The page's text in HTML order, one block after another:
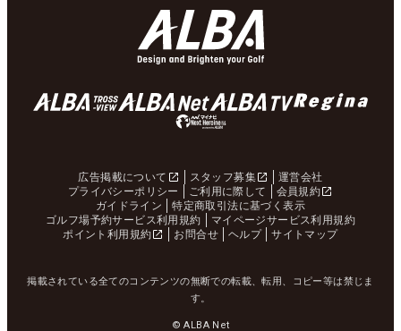
広告掲載について スタッフ募集
運営会社
プライバシーポリシー
ご利用に際して
会員規約
ガイドライン
特定商取引法に基づく表示
ゴルフ場予約サービス利用規約
マイページサービス利用規約
ポイント利用規約
お問合せ ヘルプ サイトマップ
掲載されている全てのコンテンツの無断での転載、転用、コピー等は禁じま
す。
© ALBA Net